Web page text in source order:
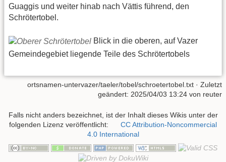
Guaggis und weiter hinab nach Vättis führend, den
Schrötertobel.
Blick in die oberen, auf Vazer
Gemeindegebiet liegende Teile des Schrötertobels
ortsnamen-untervazer/taeler/tobel/schroetertobel.txt · Zuletzt
geändert: 2025/04/03 13:24 von reuter
Falls nicht anders bezeichnet, ist der Inhalt dieses Wikis unter der
folgenden Lizenz veröffentlicht:
CC Attribution-Noncommercial
4.0 International